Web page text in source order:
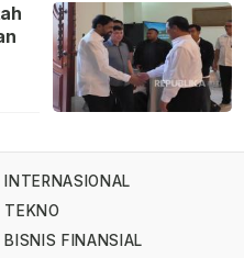
INTERNASIONAL
TEKNO
BISNIS FINANSIAL